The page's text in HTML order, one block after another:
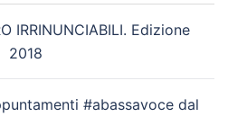
IRRINUNCIABILI. Edizione
2018
#abassavoce dal